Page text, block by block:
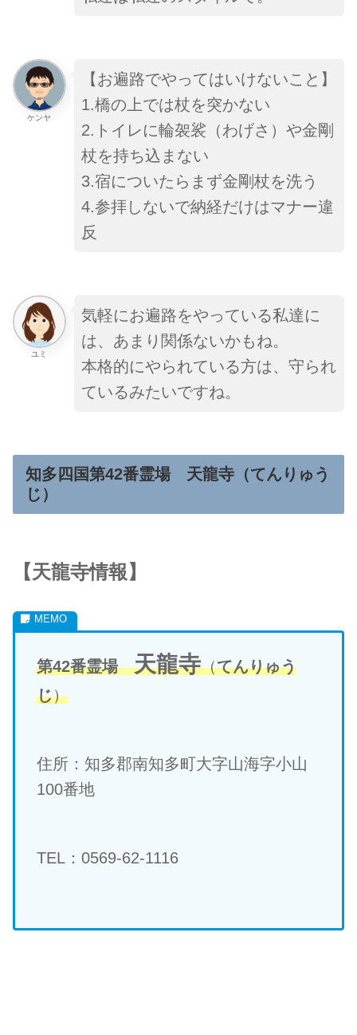
ケンヤ
【 お遍路でやってはいけないこと 】
1.橋の上では杖を突かない
2.トイレに輪袈裟（わげさ）や金剛
杖を持ち込まない
3.宿についたらまず金剛杖を洗う
4.参拝しないで納経だけはマナー違
反
ユミ
気軽にお遍路をやっている私達に
は、あまり関係ないかもね。
本格的にやられている方は、守られ
ているみたいですね。
知多四国第42番霊場 天龍寺 （てんりゅう
じ ）
【天龍寺情報】
第42番霊場 天龍寺（てんりゅう
じ）
住所：知多郡南知多町大字山海字小山
100番地
TEL：0569-62-1116